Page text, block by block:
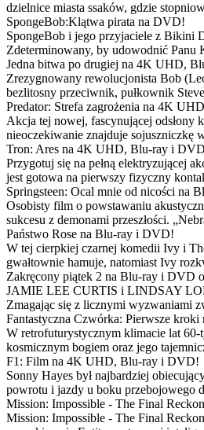
dzielnice miasta ssaków, gdzie
SpongeBob:Klątwa pirata na DVD!
SpongeBob i jego przyjaciele z Bikini
Zdeterminowany, by udowodnić Panu
Jedna bitwa po drugiej na 4K UHD,
Zrezygnowany rewolucjonista Bob
bezlitosny przeciwnik, pułkownik
Predator: Strefa zagrożenia na 4K
Akcja tej nowej, fascynującej odsłony
nieoczekiwanie znajduje sojuszniczkę
Tron: Ares na 4K UHD, Blu-ray i
Przygotuj się na pełną elektryzującej
jest gotowa na pierwszy fizyczny
Springsteen: Ocal mnie od nicości na
Osobisty film o powstawaniu
sukcesu z demonami przeszłości.
Państwo Rose na Blu-ray i DVD!
W tej cierpkiej czarnej komedii Ivy i
gwałtownie hamuje, natomiast Ivy
Zakręcony piątek 2 na Blu-ray i DVD
JAMIE LEE CURTIS i LINDSAY
Zmagając się z licznymi wyzwaniami
Fantastyczna Czwórka: Pierwsze
W retrofuturystycznym klimacie lat
kosmicznym bogiem oraz jego
F1: Film na 4K UHD, Blu-ray i DVD!
Sonny Hayes był najbardziej
powrotu i jazdy u boku przebojowego
Mission: Impossible - The Final
Mission: Impossible - The Final